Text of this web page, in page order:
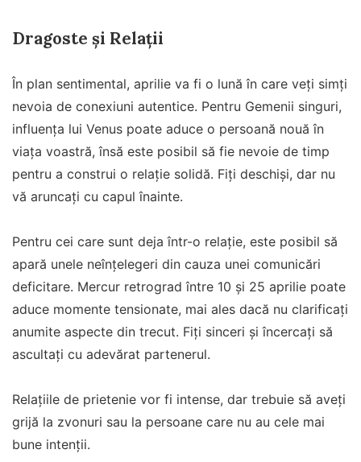
Dragoste și Relații
În plan sentimental, aprilie va fi o lună în care veți simți
nevoia de conexiuni autentice. Pentru Gemenii singuri,
influența lui Venus poate aduce o persoană nouă în
viața voastră, însă este posibil să fie nevoie de timp
pentru a construi o relație solidă. Fiți deschiși, dar nu
vă aruncați cu capul înainte.
Pentru cei care sunt deja într-o relație, este posibil să
apară unele neînțelegeri din cauza unei comunicări
deficitare. Mercur retrograd între 10 și 25 aprilie poate
aduce momente tensionate, mai ales dacă nu clarificați
anumite aspecte din trecut. Fiți sinceri și încercați să
ascultați cu adevărat partenerul.
Relațiile de prietenie vor fi intense, dar trebuie să aveți
grijă la zvonuri sau la persoane care nu au cele mai
bune intenții.